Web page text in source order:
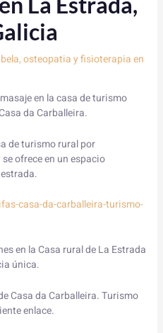
osteopatia y fisioterapia en
en la casa de turismo
da Carballeira.
de turismo rural por
ofrece en un espacio
casa-da-carballeira-turismo-
en la Casa rural de La Estrada
única.
Casa da Carballeira. Turismo
enlace.